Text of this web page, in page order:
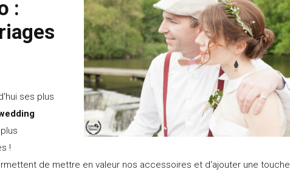
:
ses plus
!
de mettre en valeur nos accessoires et d'ajouter une touche